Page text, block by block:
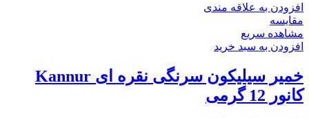
افزودن به علاقه مندی
مقایسه
مشاهده سریع
افزودن به سبد خرید
خمیر سیلیکون سرنگی نقره ای Kannur
کانور 12 گرمی